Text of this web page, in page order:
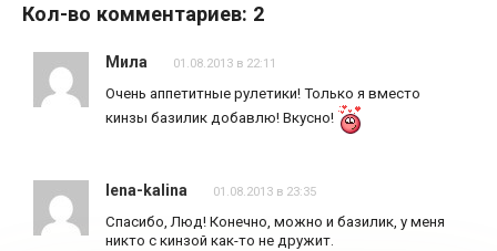
Кол-во комментариев: 2
Мила 01.08.2013 в 22:11
Очень аппетитные рулетики! Только я вместо
кинзы базилик добавлю! Вкусно!
lena-kalina 01.08.2013 в 23:35
Спасибо, Люд! Конечно, можно и базилик, у меня
никто с кинзой как-то не дружит.